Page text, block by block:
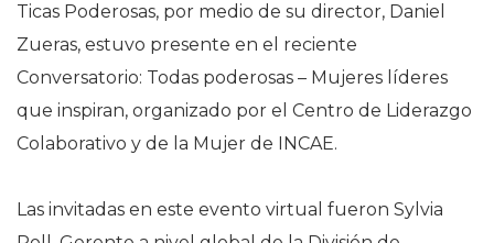
Ticas Poderosas, por medio de su director, Daniel
Zueras, estuvo presente en el reciente
Conversatorio: Todas poderosas – Mujeres líderes
que inspiran, organizado por el Centro de Liderazgo
Colaborativo y de la Mujer de INCAE.
Las invitadas en este evento virtual fueron Sylvia